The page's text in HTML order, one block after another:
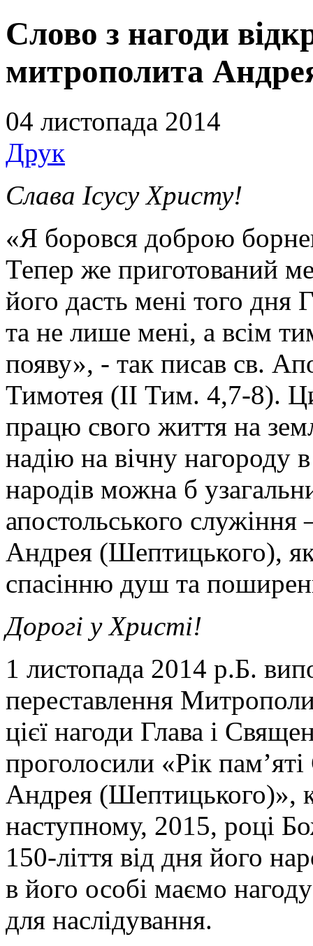
Слово з нагоди
митрополита
04 листопада 2014
Друк
Слава Ісусу Христу!
«Я боровся доброю
Тепер же приготований
його дасть мені того дня
та не лише мені, а всім
появу», - так писав св.
Тимотея (ІІ Тим. 4,7-8).
працю свого життя на
надію на вічну нагороду
народів можна б
апостольського
Андрея (Шептицького),
спасінню душ та
Дорогі у Христі!
1 листопада 2014 р.Б.
переставлення
цієї нагоди Глава і
проголосили «Рік
Андрея (Шептицького)»,
наступному, 2015, році
150-ліття від дня його
в його особі маємо
для наслідування.